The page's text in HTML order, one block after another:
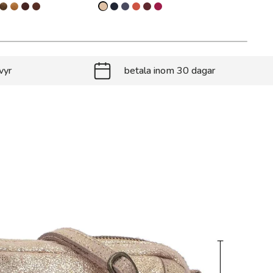
betala inom 30 dagar